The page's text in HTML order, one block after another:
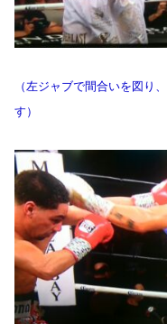
（左ジャブで間合いを図り
す）